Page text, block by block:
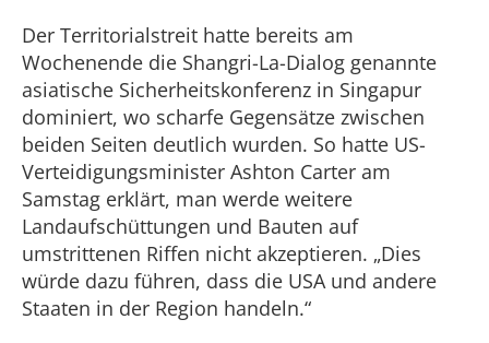
Der Territorialstreit hatte bereits am
Wochenende die Shangri-La-Dialog genannte
asiatische Sicherheitskonferenz in Singapur
dominiert, wo scharfe Gegensätze zwischen
beiden Seiten deutlich wurden. So hatte US-
Verteidigungsminister Ashton Carter am
Samstag erklärt, man werde weitere
Landaufschüttungen und Bauten auf
umstrittenen Riffen nicht akzeptieren. „Dies
würde dazu führen, dass die USA und andere
Staaten in der Region handeln.“